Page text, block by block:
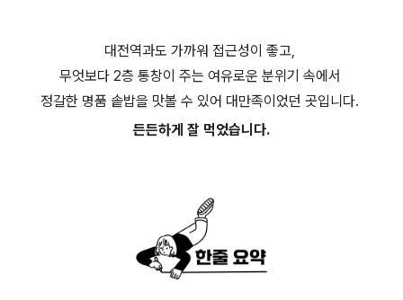
대전역과도 가까워 접근성이 좋고,
무엇보다 2층 통창이 주는 여유로운 분위기 속에서
정갈한 명품 솥밥을 맛볼 수 있어 대만족이었던 곳입니다.
든든하게 잘 먹었습니다.